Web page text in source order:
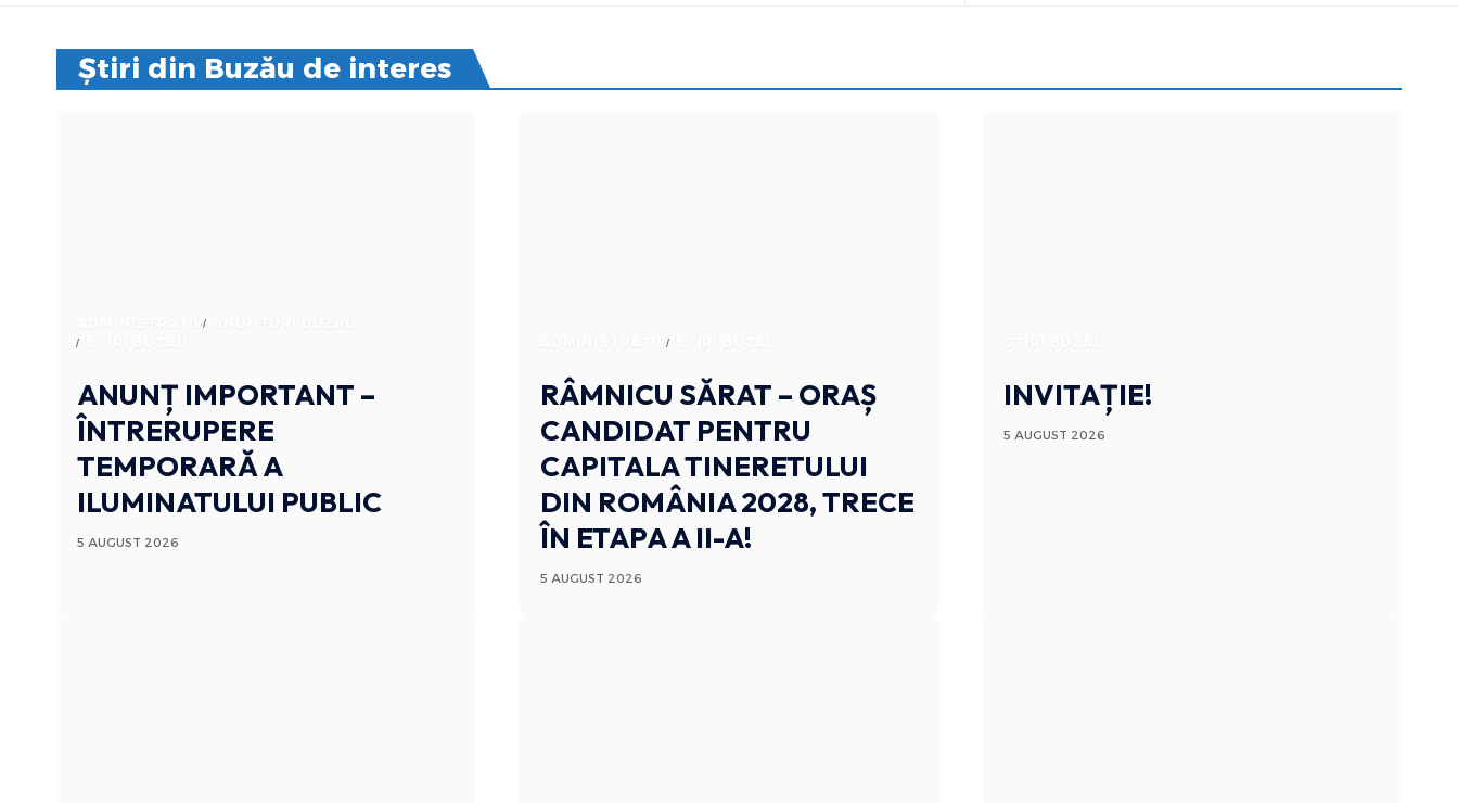
Știri din Buzău de interes
ADMINISTRATIV
ANUNȚ IMPORTANT –
ÎNTRERUPERE
TEMPORARĂ A
ILUMINATULUI PUBLIC
5 AUGUST 2026
ADMINISTRATIV
RÂMNICU SĂRAT – ORAȘ
CANDIDAT PENTRU
CAPITALA TINERETULUI
DIN ROMÂNIA 2028, TRECE
ÎN ETAPA A II-A!
5 AUGUST 2026
INVITAȚIE!
5 AUGUST 2026